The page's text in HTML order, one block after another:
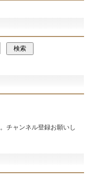
チャンネル登録お願いし